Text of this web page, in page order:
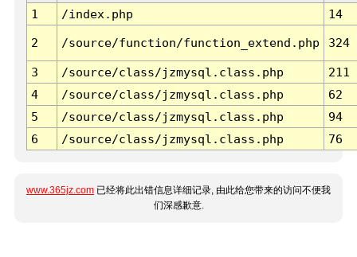
1
/index.php 14
2 /source/function/function_extend.php 324
3 /source/class/jzmysql.class.php
211
4
/source/class/jzmysql.class.php
62
5
/source/class/jzmysql.class.php
94
6
/source/class/jzmysql.class.php 76
www.365jz.com 已经将此出错信息详细记录, 由此给您带来的访问不便我
们深感歉意.